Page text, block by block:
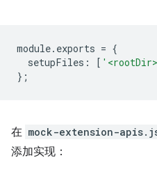
module. exports = {
setupFiles : [
};
在 mock-extension-
添加实现：